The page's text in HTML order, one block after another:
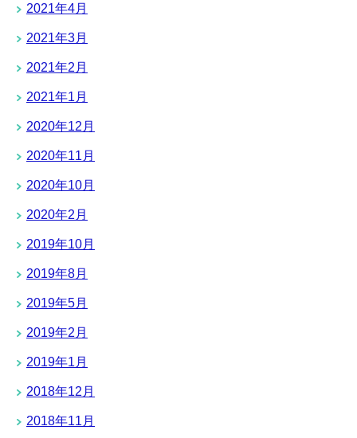
2021年4月
2021年3月
2021年2月
2021年1月
2020年12月
2020年11月
2020年10月
2020年2月
2019年10月
2019年8月
2019年5月
2019年2月
2019年1月
2018年12月
2018年11月